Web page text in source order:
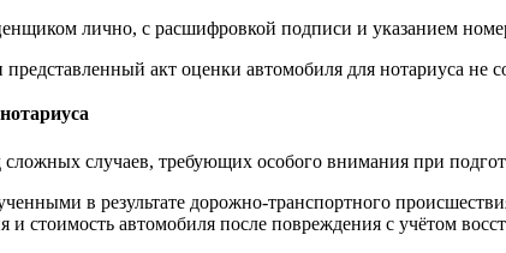
лично, с расшифровкой подписи и указанием
акт оценки автомобиля для нотариуса не
сложных случаев, требующих особого внимания при
в результате дорожно-транспортного
стоимость автомобиля после повреждения с учётом